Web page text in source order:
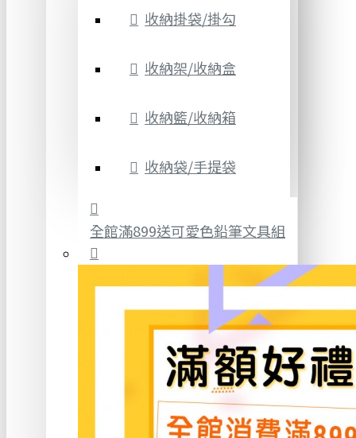
收納掛袋/掛勾
收納架/收納盒
收納籃/收納箱
收納袋/手提袋
全館滿899送可愛色鉛筆文具組